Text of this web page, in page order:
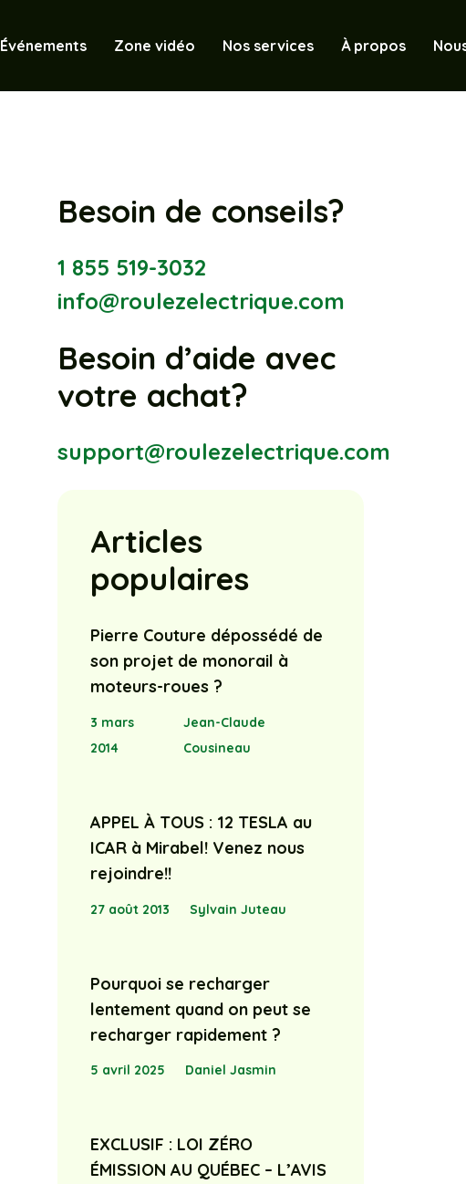
Événements Zone vidéo Nos services À propos
Besoin de conseils?
1 855 519-3032
info@roulezelectrique.com
Besoin d’aide avec
votre achat?
support@roulezelectrique.com
Articles
populaires
Pierre Couture dépossédé de
son projet de monorail à
moteurs-roues ?
3 mars
2014
Jean-Claude
Cousineau
APPEL À TOUS : 12 TESLA au
ICAR à Mirabel! Venez nous
rejoindre!!
27 août 2013 Sylvain Juteau
Pourquoi se recharger
lentement quand on peut se
recharger rapidement ?
5 avril 2025 Daniel Jasmin
EXCLUSIF : LOI ZÉRO
ÉMISSION AU QUÉBEC – L’AVIS